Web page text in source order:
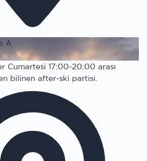
A
Cumartesi 17:00-20:00 arası
bilinen after-ski partisi.